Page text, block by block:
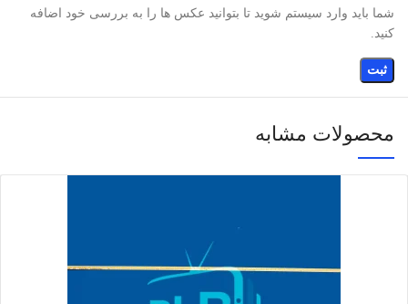
شما باید وارد سیستم شوید تا بتوانید عکس ها را به بررسی خود اضافه
کنید.
محصولات مشابه